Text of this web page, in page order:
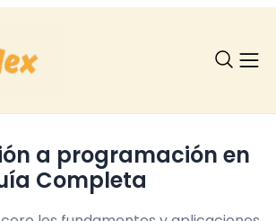
Completa